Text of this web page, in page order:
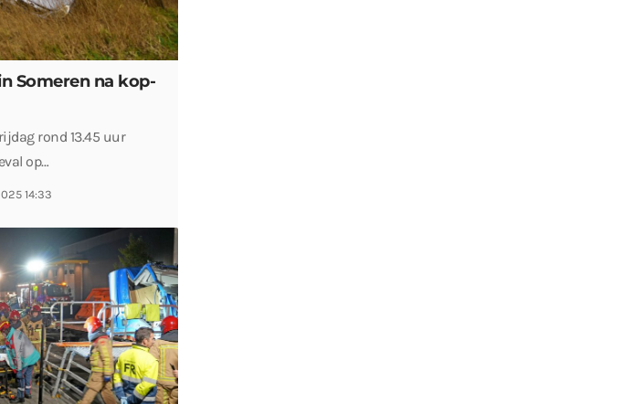
Someren na kop-
rond 13.45 uur
op…
14:33